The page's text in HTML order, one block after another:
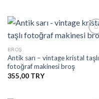
İstek
BROŞ
Antik sarı – vintage kristal taşlı
fotoğraf makinesi broş
355,00